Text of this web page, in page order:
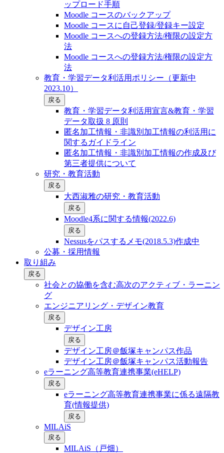
ップロード手順
Moodle コースのバックアップ
Moodle コースに自己登録/登録キー設定
Moodle コースへの登録方法/権限の設定方
法
Moodle コースへの登録方法/権限の設定方
法
教育・学習データ利活用ポリシー（更新中
2023.10）
戻る
教育・学習データ利活用宣言&教育・学習
データ取扱 8 原則
匿名加工情報・非識別加工情報の利活用に
関するガイドライン
匿名加工情報・非識別加工情報の作成及び
第三者提供について
研究・教育活動
戻る
大西淑雅の研究・教育活動
戻る
Moodle4系に関する情報(2022.6)
戻る
Nessusをパスするメモ(2018.5.3)作成中
公募・採用情報
取り組み
戻る
社会との協働を含む⾼次のアクティブ・ラーニン
グ
エンジニアリング・デザイン教育
戻る
デザイン工房
戻る
デザイン工房＠飯塚キャンパス作品
デザイン工房＠飯塚キャンパス活動報告
eラーニング高等教育連携事業(eHELP)
戻る
eラーニング高等教育連携事業に係る遠隔教
育(情報提供)
戻る
MILAiS
戻る
MILAiS（戸畑）